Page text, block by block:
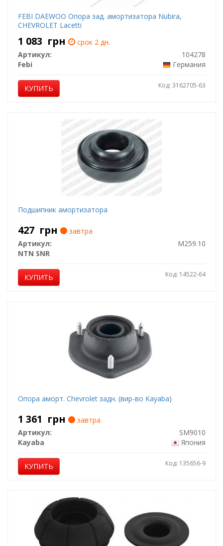
FEBI DAEWOO Опора зад. амортизатора Nubira,
CHEVROLET Lacetti
1 083 грн
срок 2 дн.
Артикул:
104278
Febi
Германия
КУПИТЬ Код: 3162705-63
Подшипник амортизатора
427 грн
завтра
Артикул:
M259.10
NTN SNR
КУПИТЬ Код: 14522-64
Опора аморт. Chevrolet задн. (вир-во Kayaba)
1 361 грн
завтра
Артикул:
SM9010
Kayaba
Япония
КУПИТЬ Код: 135656-9